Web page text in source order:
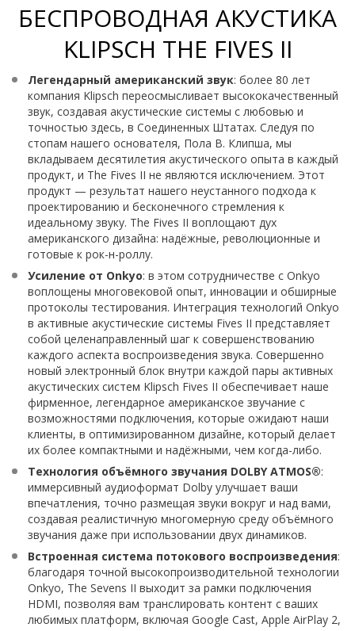
БЕСПРОВОДНАЯ АКУСТИКА
KLIPSCH THE FIVES II
Легендарный американский звук: более 80 лет
компания Klipsch переосмысливает высококачественный
звук, создавая акустические системы с любовью и
точностью здесь, в Соединенных Штатах. Следуя по
стопам нашего основателя, Пола В. Клипша, мы
вкладываем десятилетия акустического опыта в каждый
продукт, и The Fives II не являются исключением. Этот
продукт — результат нашего неустанного подхода к
проектированию и бесконечного стремления к
идеальному звуку. The Fives II воплощают дух
американского дизайна: надёжные, революционные и
готовые к рок-н-роллу.
Усиление от Onkyo: в этом сотрудничестве с Onkyo
воплощены многовековой опыт, инновации и обширные
протоколы тестирования. Интеграция технологий Onkyo
в активные акустические системы Fives II представляет
собой целенаправленный шаг к совершенствованию
каждого аспекта воспроизведения звука. Совершенно
новый электронный блок внутри каждой пары активных
акустических систем Klipsch Fives II обеспечивает наше
фирменное, легендарное американское звучание с
возможностями подключения, которые ожидают наши
клиенты, в оптимизированном дизайне, который делает
их более компактными и надёжными, чем когда-либо.
Технология объёмного звучания DOLBY ATMOS®:
иммерсивный аудиоформат Dolby улучшает ваши
впечатления, точно размещая звуки вокруг и над вами,
создавая реалистичную многомерную среду объёмного
звучания даже при использовании двух динамиков.
Встроенная система потокового воспроизведения:
благодаря точной высокопроизводительной технологии
Onkyo, The Sevens II выходит за рамки подключения
HDMI, позволяя вам транслировать контент с ваших
любимых платформ, включая Google Cast, Apple AirPlay 2,